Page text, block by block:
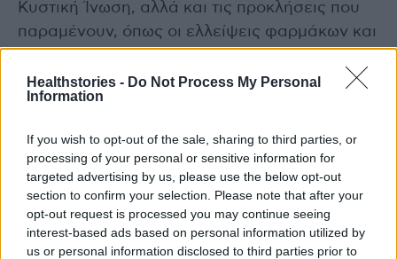
Healthstories - Do Not Process My Personal
Information
If you wish to opt-out of the sale, sharing to third parties, or
processing of your personal or sensitive information for
targeted advertising by us, please use the below opt-out
section to confirm your selection. Please note that after your
opt-out request is processed you may continue seeing
interest-based ads based on personal information utilized by
us or personal information disclosed to third parties prior to
Κυστική Ίνωση, αλλά και τις προκλήσεις που
παραμένουν, όπως οι ελλείψεις φαρμάκων και
θεραπείες. Επεσήμανε τη σημασία της
ενότητας και συνεργασίας σε ευρωπαϊκό
μπορούμε να αλλάξουμε τον κόσμο με έναν
σημαντικό τρόπο. Μόνο αν είμαστε ενωμένοι,
μπορούμε να διασφαλίσουμε ότι κανένας
ασθενής με Κυστική Ίνωση δεν θα μείνει
πίσω».